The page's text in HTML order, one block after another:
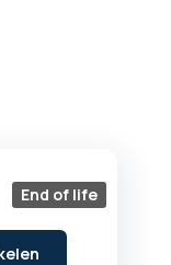
End of life